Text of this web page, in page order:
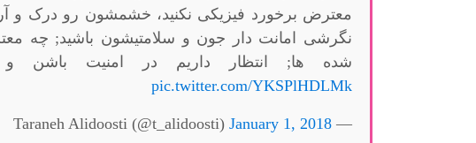
معترض برخورد فیزیکی نکنید، خشمشون رو درک و
نگرشی امانت دار جون و سلامتیشون باشید; چه
شده ها; انتظار داریم در امنیت باشن و
pic.twitter.com/YKSPlHDLMk
— Taraneh Alidoosti (@t_alidoosti)
January 1, 2018